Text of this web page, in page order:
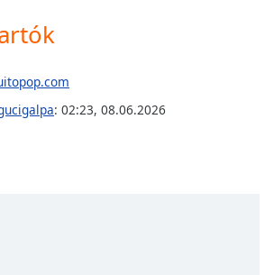
: 02:23, 08.06.2026